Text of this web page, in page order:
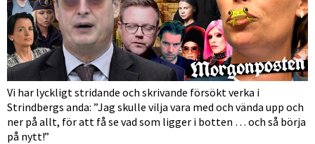
Vi har lyckligt stridande och skrivande försökt verka i
Strindbergs anda: ”Jag skulle vilja vara med och vända upp och
ner på allt, för att få se vad som ligger i botten … och så börja
på nytt!”